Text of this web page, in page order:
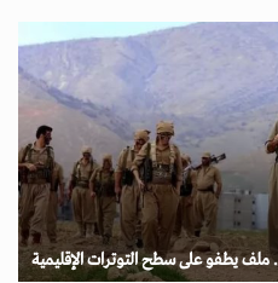
ملف يطفو على سطح التوترات الإقليمية